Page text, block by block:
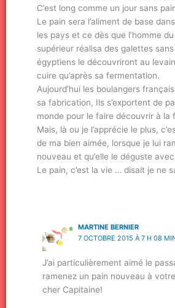
C’est long comme un jour sans
Le pain sera l’aliment de base
les pays et ce dès que l’homme
supérieur réalisa des galettes
égyptiens le découvriront au
cuire qu’après sa fermentation.
Aujourd’hui les boulangers
sa fabrication, Ils s’exportent de
monde pour le faire découvrir à la
Mais, là ou je l’apprécie le plus,
de ma bien aimée, lorsque je lui
nouveau et qu’elle le déguste
Le pain, c’est la vie … disait je ne
MARTINE BERNIER
7 OCTOBRE 2015 À 7 H 08
J’ai particulièrement aimé le
ramenez un pain nouveau à
cher Capitaine!